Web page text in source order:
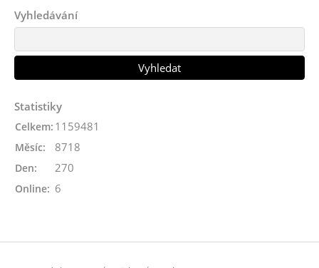
Vyhledávání
Statistiky
Online: 6
Celkem: 1159481
Měsíc: 8718
Den: 270